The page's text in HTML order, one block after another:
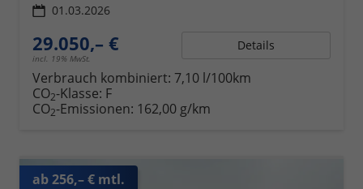
01.03.2026
29.050,– €
incl. 19% MwSt.
Details
Verbrauch kombiniert: 7,10 l/100km
CO2-Klasse: F
CO2-Emissionen: 162,00 g/km
ab 256,– € mtl.